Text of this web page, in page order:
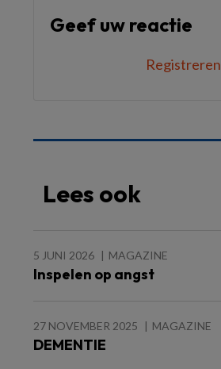
Geef uw reactie
Registreren
Lees ook
5 JUNI 2026 MAGAZINE
Inspelen op angst
27 NOVEMBER 2025 MAGAZINE
DEMENTIE